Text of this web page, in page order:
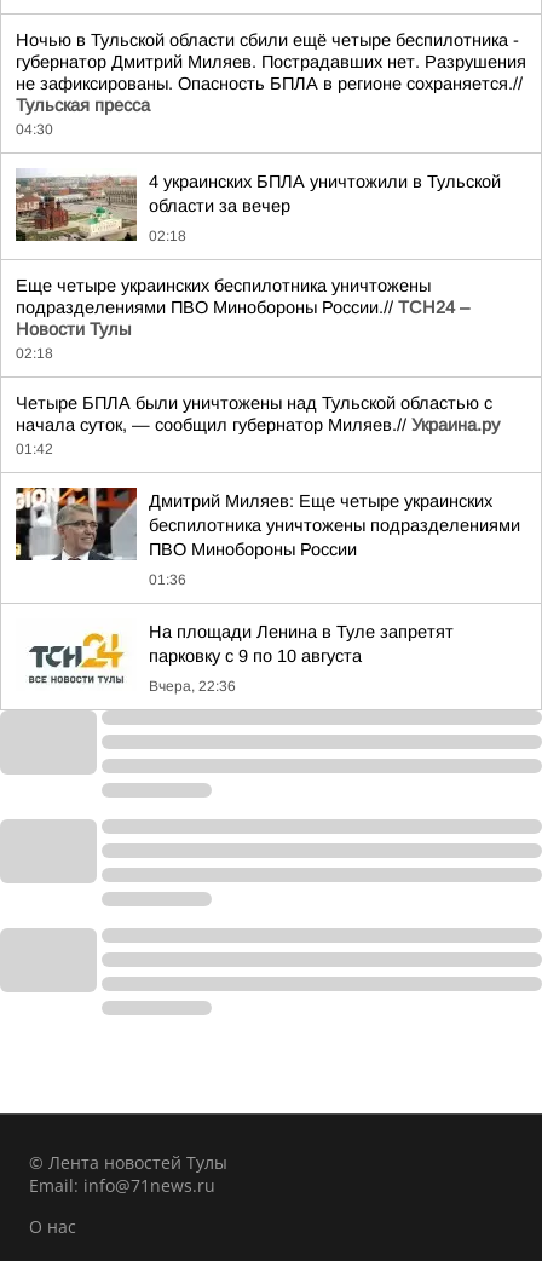
Ночью в Тульской области сбили ещё четыре беспилотника -
губернатор Дмитрий Миляев. Пострадавших нет. Разрушения
не зафиксированы. Опасность БПЛА в регионе сохраняется.//
Тульская пресса
04:30
4 украинских БПЛА уничтожили в Тульской
области за вечер
02:18
Еще четыре украинских беспилотника уничтожены
подразделениями ПВО Минобороны России.// ТСН24 –
Новости Тулы
02:18
Четыре БПЛА были уничтожены над Тульской областью с
начала суток, — сообщил губернатор Миляев.// Украина.ру
01:42
Дмитрий Миляев: Еще четыре украинских
беспилотника уничтожены подразделениями
ПВО Минобороны России
01:36
На площади Ленина в Туле запретят
парковку с 9 по 10 августа
Вчера, 22:36
© Лента новостей Тулы
Email: info@71news.ru
О нас